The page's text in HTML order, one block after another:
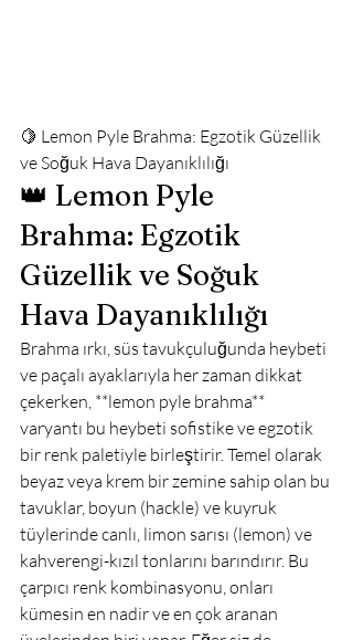
🍋 Lemon Pyle Brahma: Egzotik Güzellik
ve Soğuk Hava Dayanıklılığı
👑 Lemon Pyle
Brahma: Egzotik
Güzellik ve Soğuk
Hava Dayanıklılığı
Brahma ırkı, süs tavukçuluğunda heybeti
ve paçalı ayaklarıyla her zaman dikkat
çekerken, **lemon pyle brahma**
varyantı bu heybeti sofistike ve egzotik
bir renk paletiyle birleştirir. Temel olarak
beyaz veya krem bir zemine sahip olan bu
tavuklar, boyun (hackle) ve kuyruk
tüylerinde canlı, limon sarısı (lemon) ve
kahverengi-kızıl tonlarını barındırır. Bu
çarpıcı renk kombinasyonu, onları
kümesin en nadir ve en çok aranan